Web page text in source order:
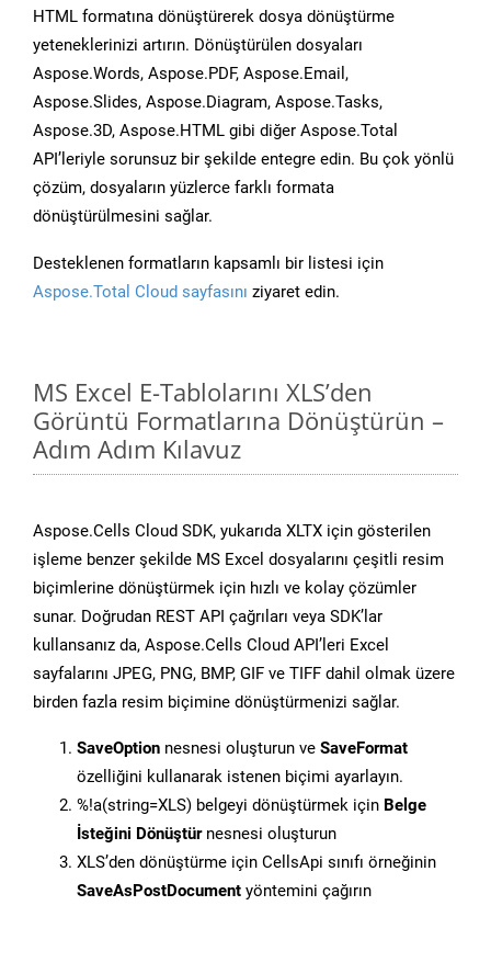
HTML formatına dönüştürerek dosya dönüştürme
yeteneklerinizi artırın. Dönüştürülen dosyaları
Aspose.Words, Aspose.PDF, Aspose.Email,
Aspose.Slides, Aspose.Diagram, Aspose.Tasks,
Aspose.3D, Aspose.HTML gibi diğer Aspose.Total
API’leriyle sorunsuz bir şekilde entegre edin. Bu çok yönlü
çözüm, dosyaların yüzlerce farklı formata
dönüştürülmesini sağlar.
Desteklenen formatların kapsamlı bir listesi için
Aspose.Total Cloud sayfasını ziyaret edin.
MS Excel E-Tablolarını XLS’den
Görüntü Formatlarına Dönüştürün –
Adım Adım Kılavuz
Aspose.Cells Cloud SDK, yukarıda XLTX için gösterilen
işleme benzer şekilde MS Excel dosyalarını çeşitli resim
biçimlerine dönüştürmek için hızlı ve kolay çözümler
sunar. Doğrudan REST API çağrıları veya SDK’lar
kullansanız da, Aspose.Cells Cloud API’leri Excel
sayfalarını JPEG, PNG, BMP, GIF ve TIFF dahil olmak üzere
birden fazla resim biçimine dönüştürmenizi sağlar.
SaveOption nesnesi oluşturun ve SaveFormat
özelliğini kullanarak istenen biçimi ayarlayın.
%!a(string=XLS) belgeyi dönüştürmek için Belge
İsteğini Dönüştürnesnesi oluşturun
XLS’den dönüştürme için CellsApi sınıfı örneğinin
SaveAsPostDocument yöntemini çağırın